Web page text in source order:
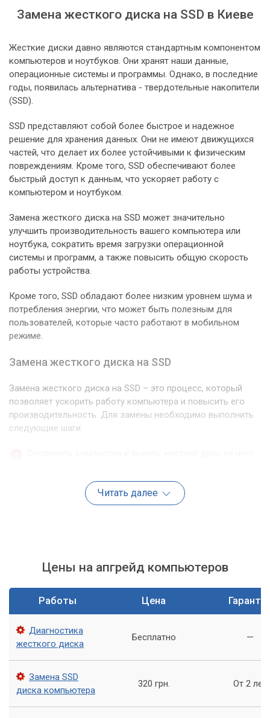
Замена жесткого диска на SSD в Киеве
Жесткие диски давно являются стандартным компонентом
компьютеров и ноутбуков. Они хранят наши данные,
операционные системы и программы. Однако, в последние
годы, появилась альтернатива - твердотельные накопители
(SSD).
SSD представляют собой более быстрое и надежное
решение для хранения данных. Они не имеют движущихся
частей, что делает их более устойчивыми к физическим
повреждениям. Кроме того, SSD обеспечивают более
быстрый доступ к данным, что ускоряет работу с
компьютером и ноутбуком.
Замена жесткого диска на SSD может значительно
улучшить производительность вашего компьютера или
ноутбука, сократить время загрузки операционной
системы и программ, а также повысить общую скорость
работы устройства.
Кроме того, SSD обладают более низким уровнем шума и
потребления энергии, что может быть полезным для
пользователей, которые часто работают в мобильном
режиме.
Замена жесткого диска на SSD
Замена жесткого диска на SSD – это процесс, который
позволяет ускорить работу компьютера и повысить его
производительность. Для замены необходимо выполнить
следующие шаги:
Заменить жесткий диск на SSD в компьютере.
Включить компьютер и настроить BIOS для загрузки с
SSD.
Замена жесткого диска на SSD дает ряд преимуществ:
Быстрый доступ к данным и файлам.
Более низкий уровень шума и потребления энергии.
Читать далее
Цены на апгрейд компьютеров
Работы Цена
Диагностика
жесткого диска
Бесплатно —
Замена SSD
диска компьютера
320 грн. От 2 лет